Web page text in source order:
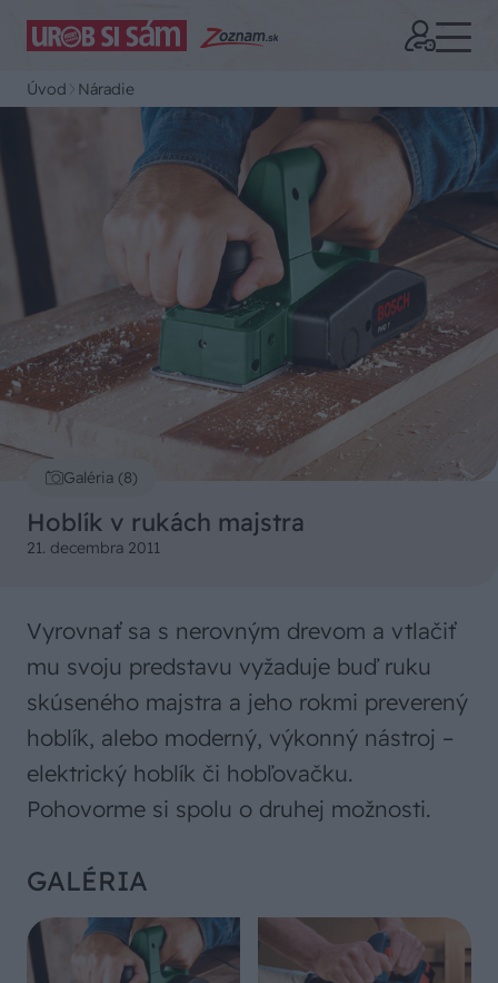
Úvod Náradie
Galéria (8)
Hoblík v rukách majstra
21. decembra 2011
Vyrovnať sa s nerovným drevom a vtlačiť
mu svoju predstavu vyžaduje buď ruku
skúseného majstra a jeho rokmi preverený
hoblík, alebo moderný, výkonný nástroj –
elektrický hoblík či hobľovačku.
Pohovorme si spolu o druhej možnosti.
GALÉRIA